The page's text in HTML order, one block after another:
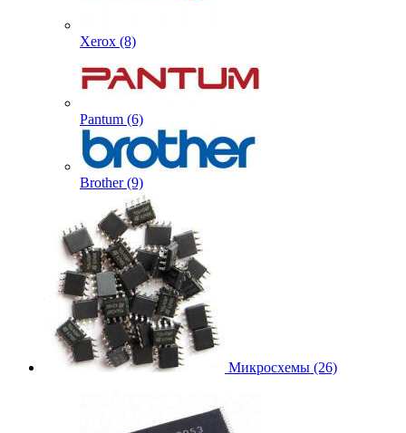
Xerox (8)
Pantum (6)
Brother (9)
Микросхемы (26)